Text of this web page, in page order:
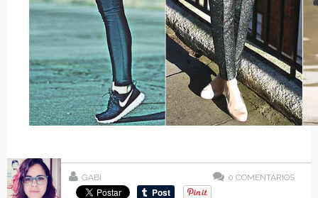
GABI 0 COMENTÁRIOS